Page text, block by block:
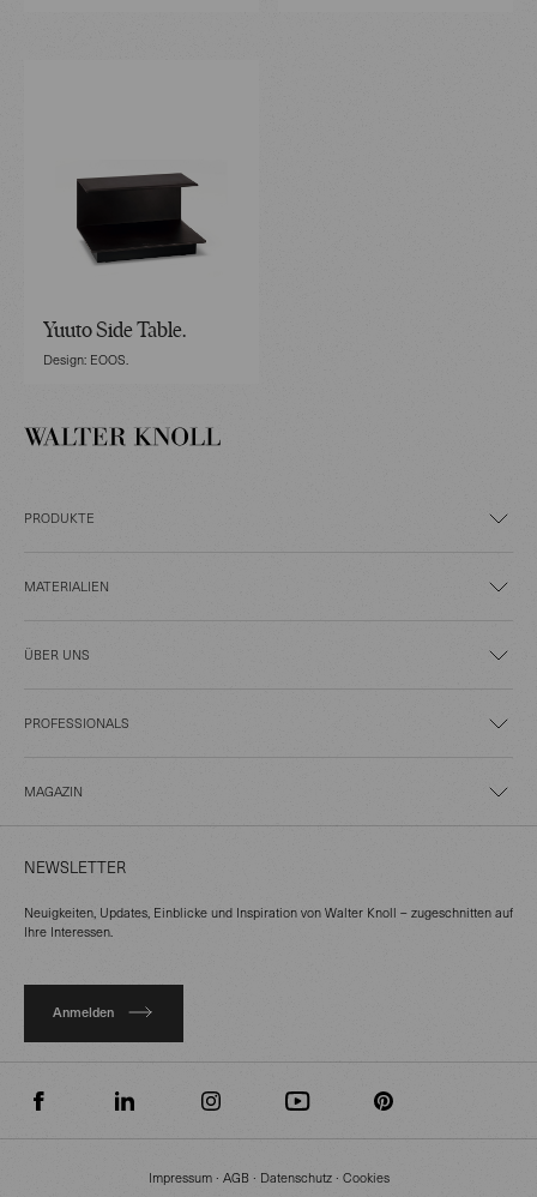
Yuuto Side Table.
Design: EOOS.
PRODUKTE
MATERIALIEN
ÜBER UNS
PROFESSIONALS
MAGAZIN
NEWSLETTER
Neuigkeiten, Updates, Einblicke und Inspiration von Walter Knoll – zugeschnitten auf
Ihre Interessen.
Anmelden
Impressum∙ AGB ∙ Datenschutz∙ Cookies